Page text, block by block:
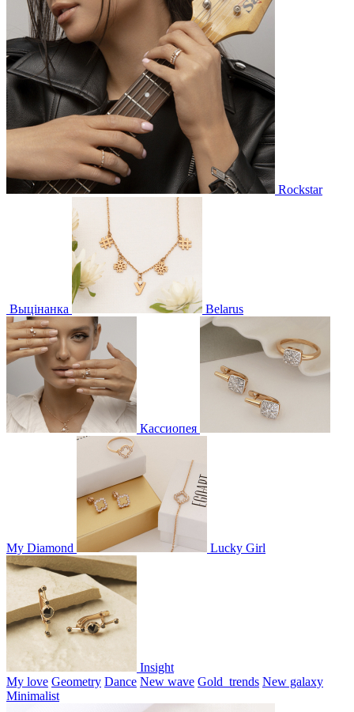
Rockstar
Выцінанка Belarus
Кассиопея
My Diamond Lucky Girl
Insight
My love Geometry Dance New wave Gold_trends New galaxy
Minimalist